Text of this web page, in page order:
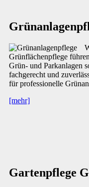
Grünflächenpflege
Grün- und Parkanlagen
fachgerecht und
für professionelle
[mehr]
Gartenpflege